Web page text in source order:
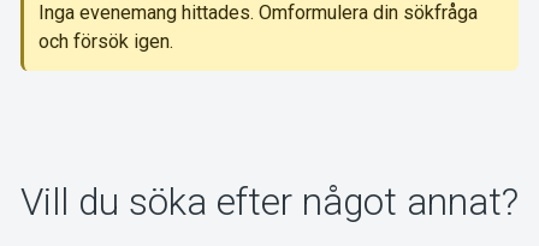
Om Tickster
Inga evenemang hittades. Omformulera din sökfråga
och försök igen.
Vill du söka efter något annat?